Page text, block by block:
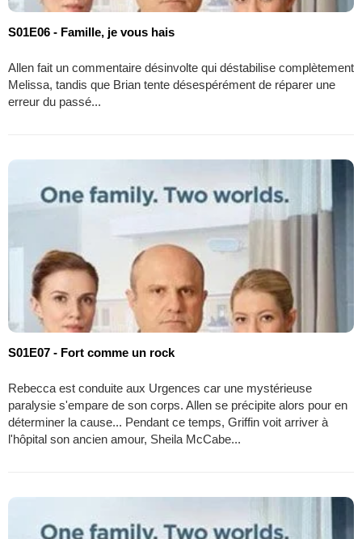
S01E06 - Famille, je vous hais
Allen fait un commentaire désinvolte qui déstabilise complètement
Melissa, tandis que Brian tente désespérément de réparer une
erreur du passé...
S01E07 - Fort comme un rock
Rebecca est conduite aux Urgences car une mystérieuse
paralysie s'empare de son corps. Allen se précipite alors pour en
déterminer la cause... Pendant ce temps, Griffin voit arriver à
l'hôpital son ancien amour, Sheila McCabe...